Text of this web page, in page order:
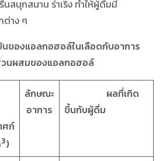
สนุกสนาน ร่าเริง ทำให้ผู้ดื่มมี
ต่าง ๆ
ของแอลกอฮอล์ในเลือดกับอาการ
นผสมของแอลกอฮอล์
ศก์
3)
ลักษณะ
อาการ
ผลที่เกิด
ขึ้นกับผู้ดื่ม